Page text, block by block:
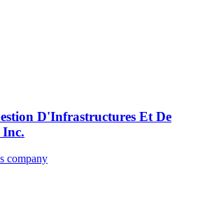
D'Infrastructures Et De
Inc.
company